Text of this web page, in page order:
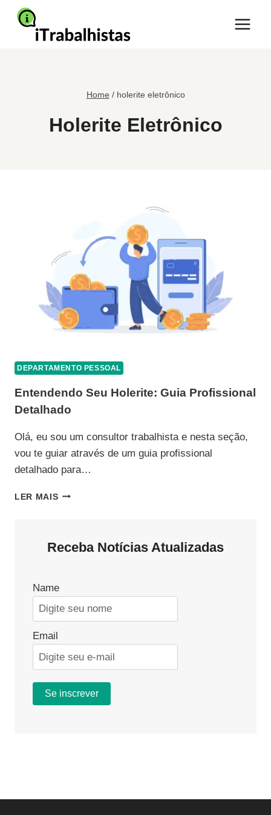
Pular
para
Home / holerite eletrônico
Holerite Eletrônico
DEPARTAMENTO PESSOAL
Entendendo Seu Holerite: Guia Profissional
Detalhado
Olá, eu sou um consultor trabalhista e nesta seção,
vou te guiar através de um guia profissional
detalhado para…
LER MAISENTENDENDO
PROFISSIONAL
Receba Notícias Atualizadas
Name
Email